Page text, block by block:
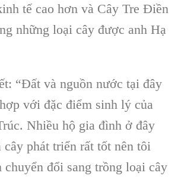
tế cao hơn và Cây Tre Điền
những loại cây được anh Hạ
“Đất và nguồn nước tại đây
với đặc điểm sinh lý của
Nhiều hộ gia đình ở đây
phát triển rất tốt nên tôi
chuyển đổi sang trồng loại cây